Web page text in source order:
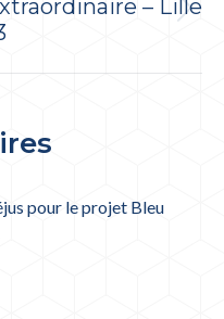
– Lille
pour le projet Bleu